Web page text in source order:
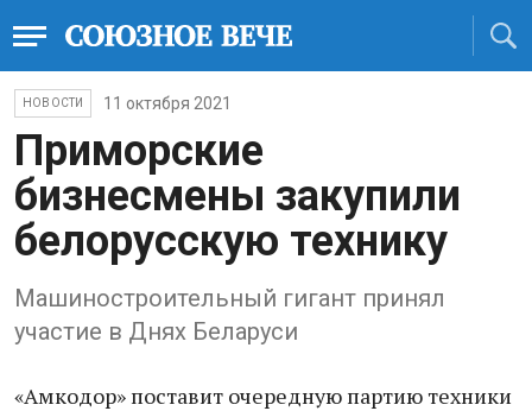
НОВОСТИ 11 октября 2021
Приморские
бизнесмены закупили
белорусскую технику
Машиностроительный гигант принял
участие в Днях Беларуси
«Амкодор» поставит очередную партию техники